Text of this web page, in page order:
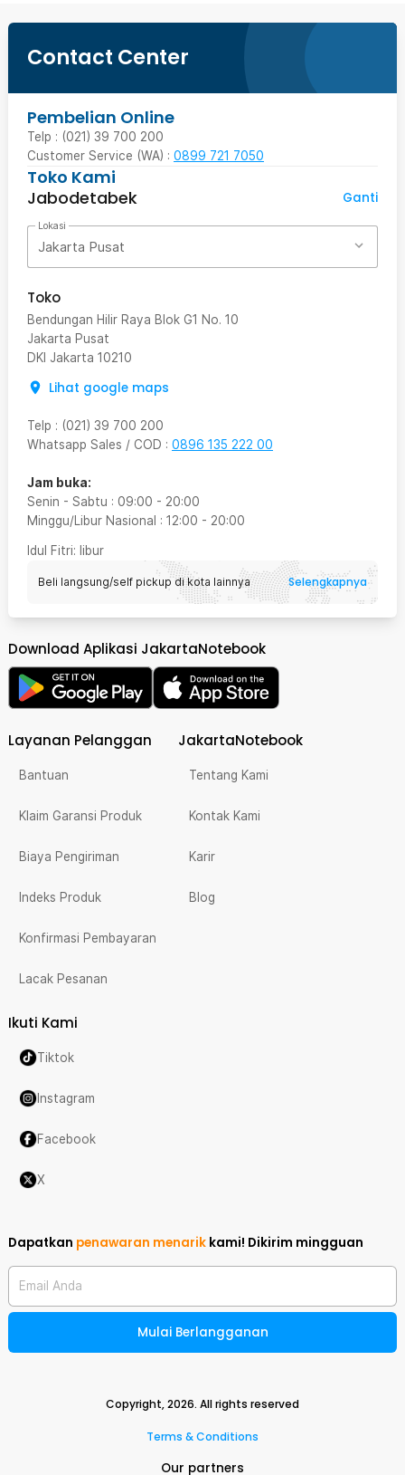
Contact Center
Pembelian Online
Telp : (021) 39 700 200
Customer Service (WA) : 0899 721 7050
Toko Kami
Jabodetabek
Ganti
Lokasi
Jakarta Pusat
Toko
Bendungan Hilir Raya Blok G1 No. 10
Jakarta Pusat
DKI Jakarta 10210
Lihat google maps
Telp : (021) 39 700 200
Whatsapp Sales / COD : 0896 135 222 00
Jam buka:
Senin - Sabtu : 09:00 - 20:00
Minggu/Libur Nasional : 12:00 - 20:00
Idul Fitri: libur
Beli langsung/self pickup di kota lainnya Selengkapnya
Download Aplikasi JakartaNotebook
Layanan Pelanggan
Bantuan
Klaim Garansi Produk
Biaya Pengiriman
Indeks Produk
Konfirmasi Pembayaran
Lacak Pesanan
JakartaNotebook
Tentang Kami
Kontak Kami
Karir
Blog
Ikuti Kami
Tiktok
Instagram
Facebook
X
Dapatkan penawaran menarik kami! Dikirim mingguan
Email Anda
Mulai Berlangganan
Copyright,2026. All rights reserved
Terms & Conditions
Our partners